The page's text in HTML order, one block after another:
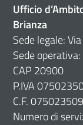
Ufficio
Brianza
Sede legale:
Sede
CAP 20900
P.IVA
C.F.
Numero di